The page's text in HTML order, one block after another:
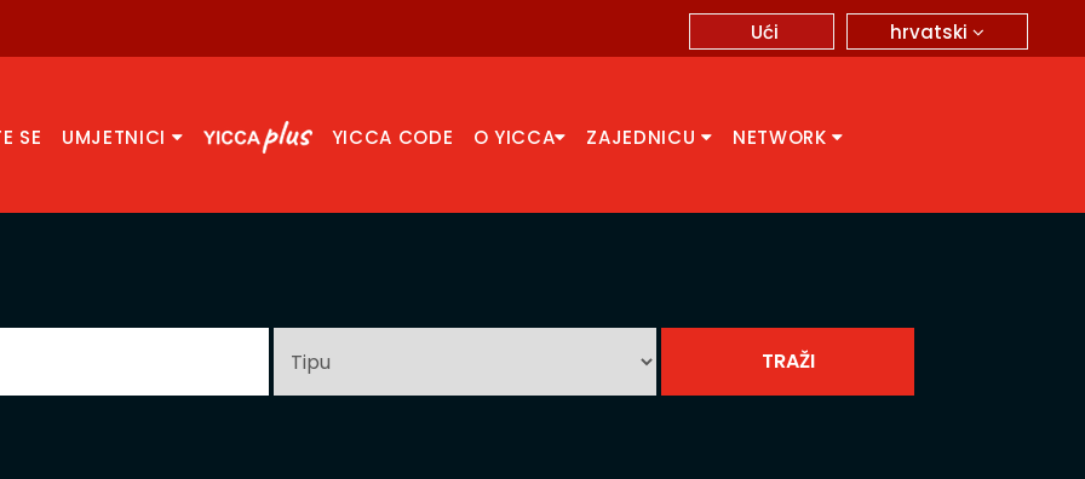
hrvatski
Ući
SE UMJETNICI YICCA CODE O YICCA ZAJEDNICU NETWORK